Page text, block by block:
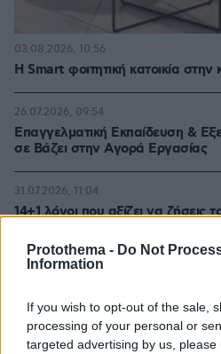
Protothema - Do Not
Information
If you wish to opt-out of the sale,
processing of your personal or
targeted advertising by us,
Η Smart φοιτητική κατοικία
03.08.2026, 10:56
Επαγγελματική Εκπαίδευση &
σε Bάζει στην Aγορά Eργασίας
26.07.2026, 09:54
14+1 λόγοι που αξίζει να ζήσεις
31.07.2026, 11:04
Ειδήσεις Δημοφιλή